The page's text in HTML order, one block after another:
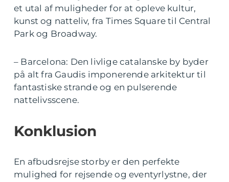
et utal af muligheder for at opleve kultur,
kunst og natteliv, fra Times Square til Central
Park og Broadway.
– Barcelona: Den livlige catalanske by byder
på alt fra Gaudis imponerende arkitektur til
fantastiske strande og en pulserende
nattelivsscene.
Konklusion
En afbudsrejse storby er den perfekte
mulighed for rejsende og eventyrlystne, der